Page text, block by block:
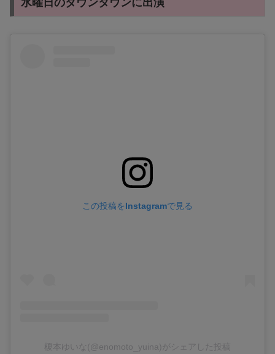
この投稿をInstagramで見る
榎本ゆいな(@enomoto_yuina)がシェアした投稿